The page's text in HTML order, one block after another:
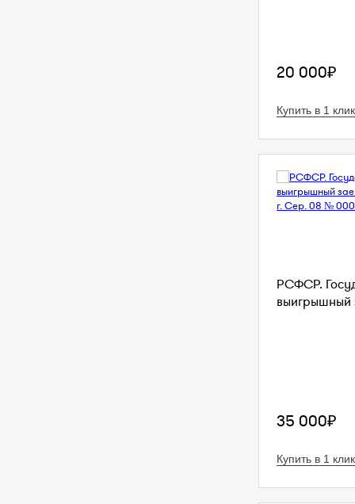
20 000₽
Купить в 1 клик
РСФСР.
выигрышный
35 000₽
Купить в 1 клик